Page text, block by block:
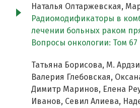
Наталья Олтаржевская,
Радиомодификаторы в
лечении больных раком
Вопросы онкологии: Том
Татьяна Борисова, М.
Валерия Глебовская,
Димитр Маринов, Елена
Иванов, Севил Алиева,